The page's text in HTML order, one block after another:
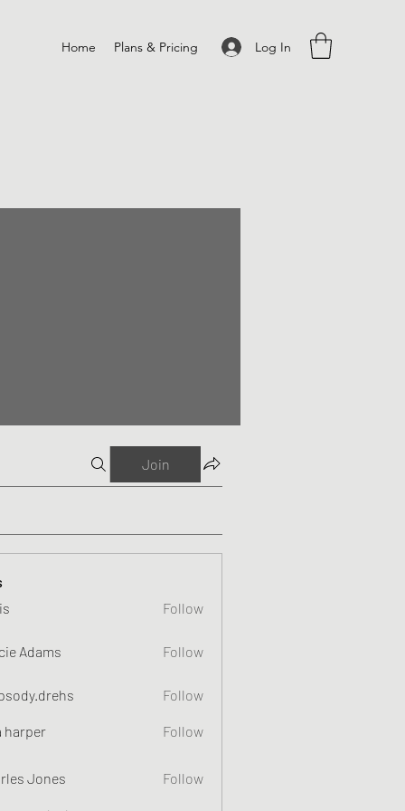
Log In
Home Plans & Pricing
Join
Follow
Adams Follow
Follow
harper Follow
Jones Follow